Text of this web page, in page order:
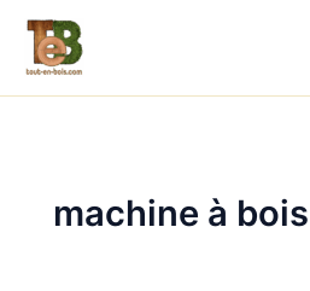
contenu
machine à